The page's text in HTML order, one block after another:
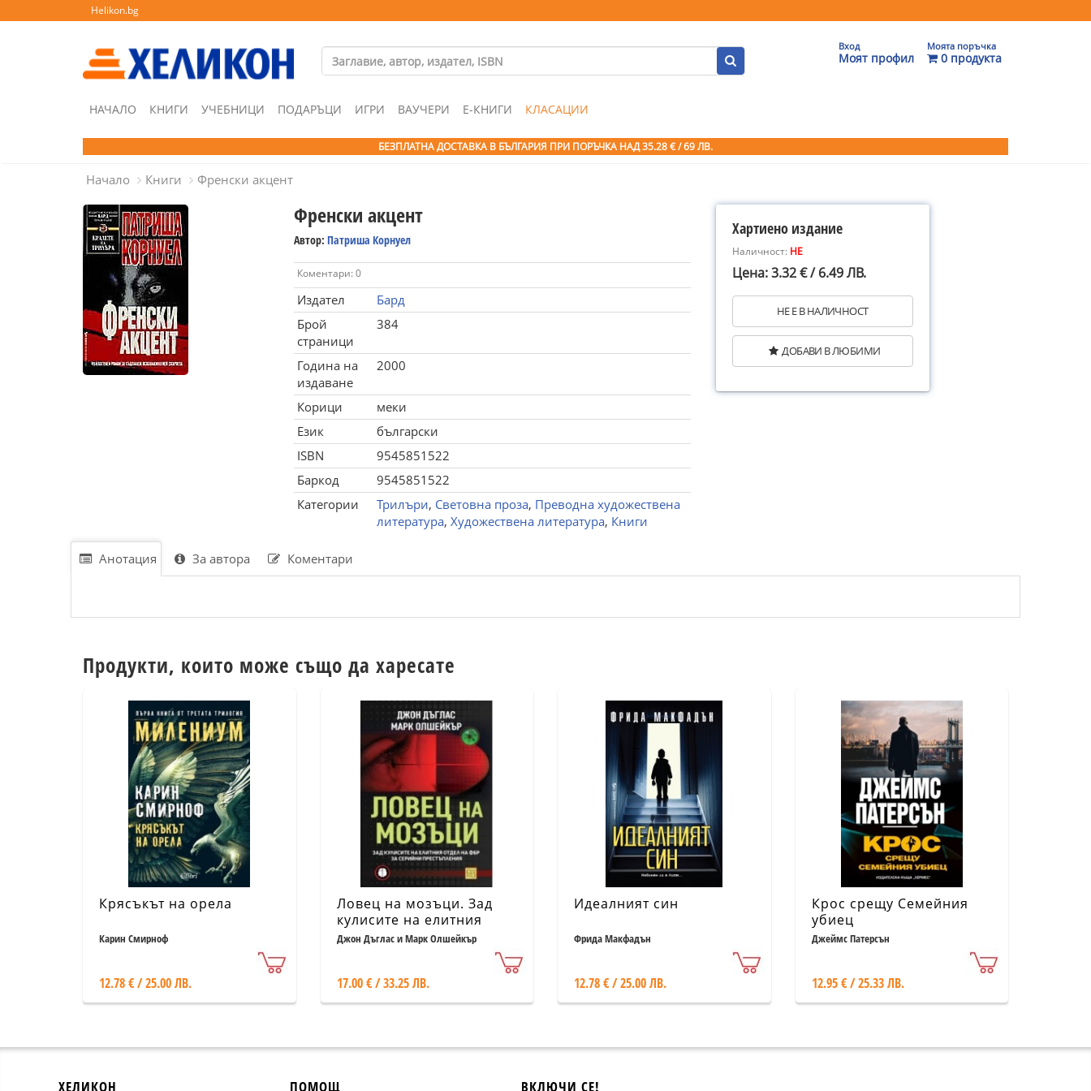
Helikon.bg
Вход
Моят профил
Моята поръчка
0 продукта
НАЧАЛО КНИГИ УЧЕБНИЦИ ПОДАРЪЦИ ИГРИ ВАУЧЕРИ Е-КНИГИ КЛАСАЦИИ
БЕЗПЛАТНА ДОСТАВКА В БЪЛГАРИЯ ПРИ ПОРЪЧКА НАД 35.28 € / 69 ЛВ.
Начало Книги Френски акцент
Френски акцент
Автор: Патриша Корнуел
Коментари: 0
Издател
Бард
Брой
страници
384
Година на
издаване
2000
Корици
меки
Език
български
ISBN
9545851522
Баркод
9545851522
Категории
Трилъри, Световна проза, Преводна художествена
литература, Художествена литература, Книги
Хартиено издание
Наличност: НЕ
Цена: 3.32 € / 6.49 ЛВ.
НЕ Е В НАЛИЧНОСТ
ДОБАВИ В ЛЮБИМИ
Анотация За автора Коментари
Продукти, които може също да харесате
Крясъкът на орела
Карин Смирноф
12.78 € / 25.00 ЛВ.
Ловец на мозъци. Зад
кулисите на елитния
отдел на ФБР за серийни
Джон Дъглас и Марк Олшейкър
17.00 € / 33.25 ЛВ.
Идеалният син
Фрида Макфадън
12.78 € / 25.00 ЛВ.
Крос срещу Семейния
убиец
Джеймс Патерсън
12.95 € / 25.33 ЛВ.
ХЕЛИКОН ПОМОЩ ВКЛЮЧИ СЕ!